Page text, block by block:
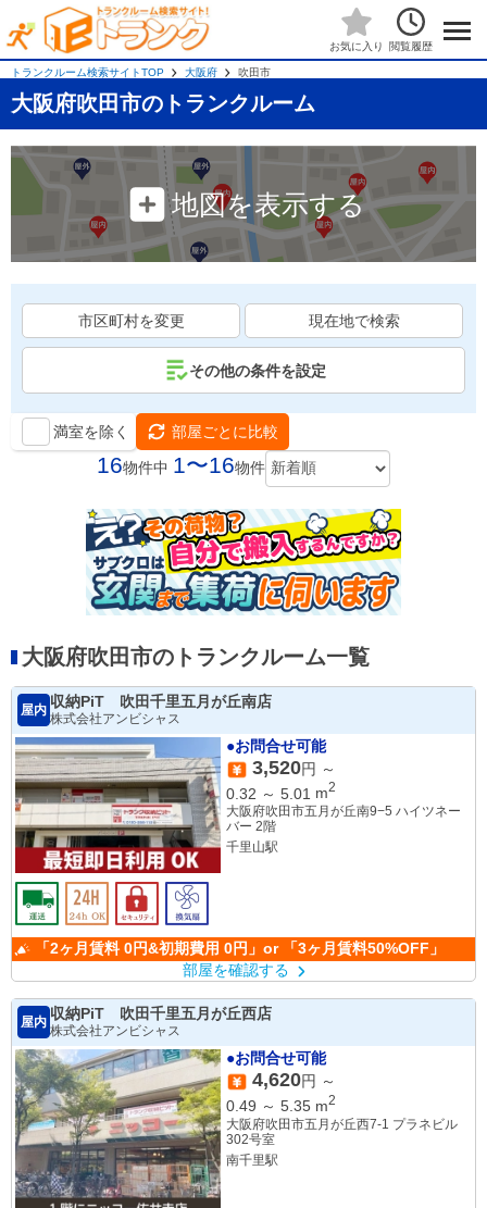
お気に入り 閲覧履歴
トランクルーム検索サイトTOP 大阪府 吹田市
大阪府吹田市のトランクルーム
地図を表示する
市区町村を変更 現在地で検索
その他の条件を設定
満室を除く 部屋ごとに比較
16物件中 1〜16物件
大阪府吹田市のトランクルーム一覧
屋内
収納PiT 吹田千里五月が丘南店
株式会社アンビシャス
●お問合せ可能
3,520円 ～
0.32 ～ 5.01 m2
大阪府吹田市五月が丘南9−5 ハイツネー
バー 2階
千里山駅
「2ヶ月賃料 0円&初期費用 0円」or 「3ヶ月賃料50%OFF」
部屋を確認する
屋内
収納PiT 吹田千里五月が丘西店
株式会社アンビシャス
●お問合せ可能
4,620円 ～
0.49 ～ 5.35 m2
大阪府吹田市五月が丘西7-1 プラネビル
302号室
南千里駅